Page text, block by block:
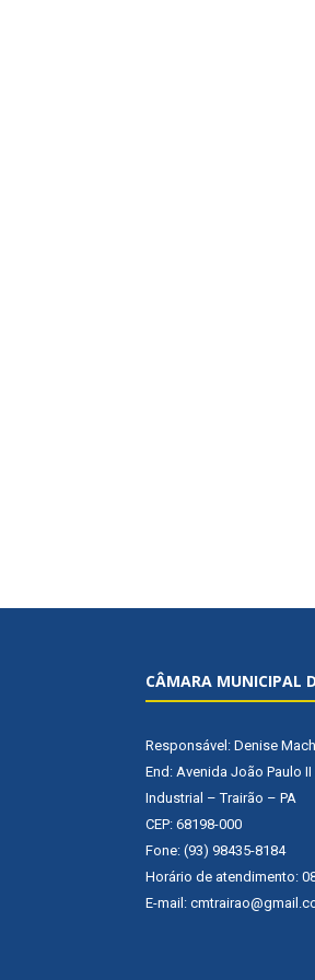
CÂMARA MUNICIPAL
Responsável: Denise
End: Avenida João Paulo II
Industrial – Trairão – PA
CEP: 68198-000
Fone: (93) 98435-8184
Horário de atendimento:
E-mail: